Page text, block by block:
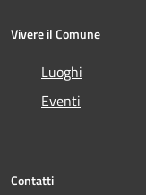
Vivere il Comune
Luoghi
Eventi
Contatti